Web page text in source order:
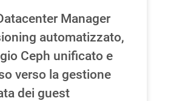
Manager
automatizzato,
Ceph unificato e
verso la gestione
dei guest